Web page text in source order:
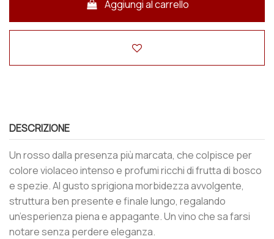
Aggiungi al carrello
DESCRIZIONE
Un rosso dalla presenza più marcata, che colpisce per
colore violaceo intenso e profumi ricchi di frutta di bosco
e spezie. Al gusto sprigiona morbidezza avvolgente,
struttura ben presente e finale lungo, regalando
un’esperienza piena e appagante. Un vino che sa farsi
notare senza perdere eleganza.